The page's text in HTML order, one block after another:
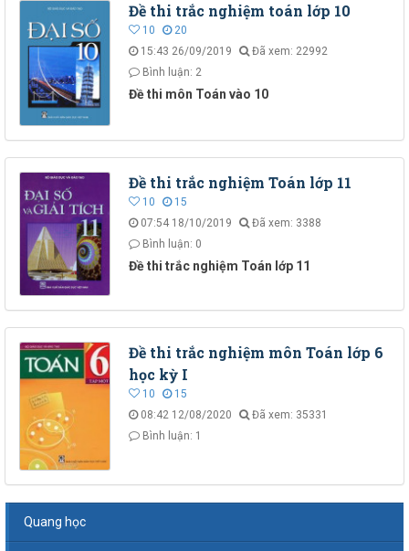
Đề thi trắc nghiệm toán lớp 10
10
20
15:43 26/09/2019
Đã xem: 22992
Bình luận: 2
Đề thi môn Toán vào 10
Đề thi trắc nghiệm Toán lớp 11
10
15
07:54 18/10/2019
Đã xem: 3388
Bình luận: 0
Đề thi trắc nghiệm Toán lớp 11
Đề thi trắc nghiệm môn Toán lớp 6
học kỳ I
10
15
08:42 12/08/2020
Đã xem: 35331
Bình luận: 1
Quang học